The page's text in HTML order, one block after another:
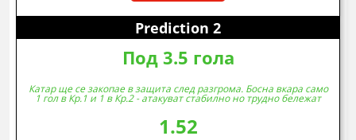
Prediction 2
Под 3.5 гола
Катар ще се закопае в защита след разгрома. Босна вкара само
1 гол в Кр.1 и 1 в Кр.2 - атакуват стабилно но трудно бележат
1.52